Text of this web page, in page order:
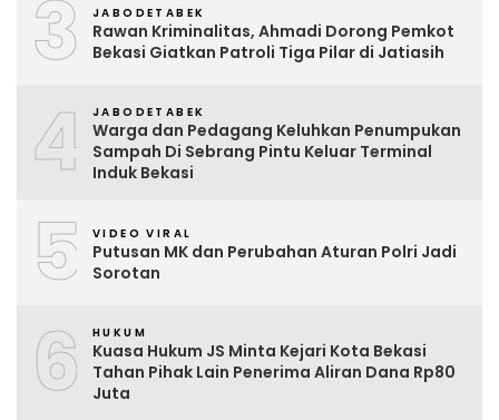
3 JABODETABEK
Rawan Kriminalitas, Ahmadi Dorong Pemkot
Bekasi Giatkan Patroli Tiga Pilar di Jatiasih
4 JABODETABEK
Warga dan Pedagang Keluhkan Penumpukan
Sampah Di Sebrang Pintu Keluar Terminal
Induk Bekasi
5 VIDEO VIRAL
Putusan MK dan Perubahan Aturan Polri Jadi
Sorotan
6 HUKUM
Kuasa Hukum JS Minta Kejari Kota Bekasi
Tahan Pihak Lain Penerima Aliran Dana Rp80
Juta